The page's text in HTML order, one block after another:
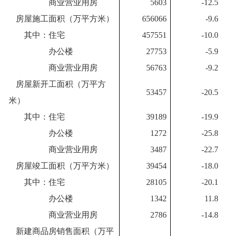
商业营业用房
5603
-12.5
房屋施工面积（万平方米）
656066
-9.6
其中：住宅
457551
-10.0
办公楼
27753
-5.9
商业营业用房
56763
-9.2
房屋新开工面积（万平方
米）
53457 -20.5
其中：住宅 39189
-19.9
办公楼
1272
-25.8
商业营业用房
3487
-22.7
房屋竣工面积（万平方米）
39454
-18.0
其中：住宅
28105
-20.1
办公楼
1342
11.8
商业营业用房
2786
-14.8
新建商品房销售面积（万平